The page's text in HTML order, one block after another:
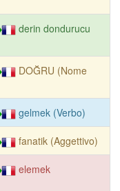
derin dondurucu
DOĞRU (Nome
gelmek (Verbo)
fanatik (Aggettivo)
elemek